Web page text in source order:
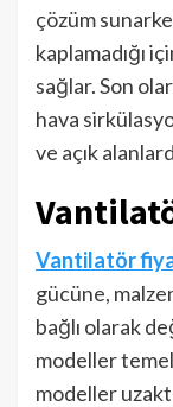
çözüm
kaplamadığı
sağlar. Son
hava
ve açık
Vantilatör
gücüne,
bağlı olarak
modeller temel
modeller